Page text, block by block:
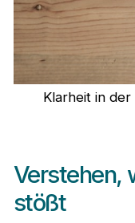
Klarheit in
Verstehen,
stößt